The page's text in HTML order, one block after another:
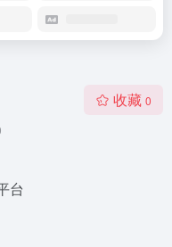
收藏 0
台